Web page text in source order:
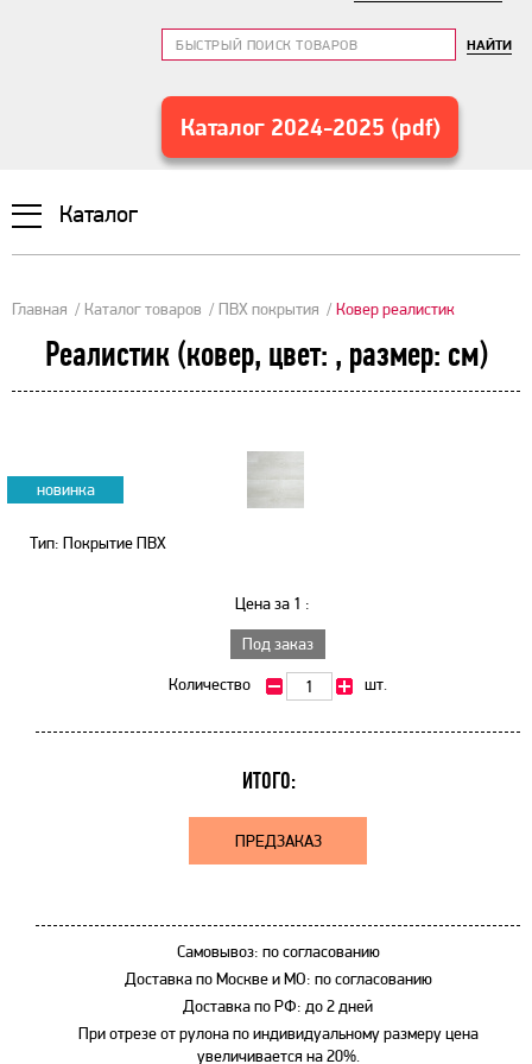
НАЙТИ
Каталог 2024-2025 (pdf)
Каталог
Главная Каталог товаров ПВХ покрытия Ковер реалистик
Реалистик (ковер, цвет: , размер: см)
новинка
Тип: Покрытие ПВХ
Цена за 1 :
Под заказ
Количество шт.
ИТОГО:
ПРЕДЗАКАЗ
Самовывоз: по согласованию
Доставка по Москве и МО: по согласованию
Доставка по РФ: до 2 дней
При отрезе от рулона по индивидуальному размеру цена
увеличивается на 20%.